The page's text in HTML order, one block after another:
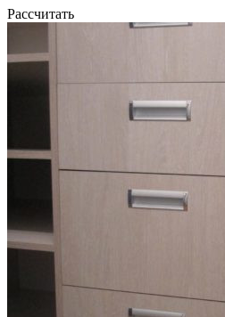
Рассчитать